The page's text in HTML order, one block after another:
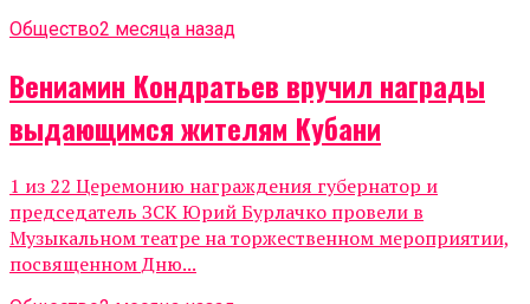
Общество2 месяца назад
Вениамин Кондратьев вручил награды
выдающимся жителям Кубани
1 из 22 Церемонию награждения губернатор и
председатель ЗСК Юрий Бурлачко провели в
Музыкальном театре на торжественном мероприятии,
посвященном Дню...